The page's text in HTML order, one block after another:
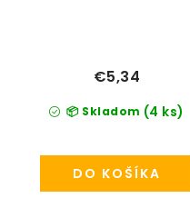
📦 Skladom (4 ks)
€5,34
DO KOŠÍKA